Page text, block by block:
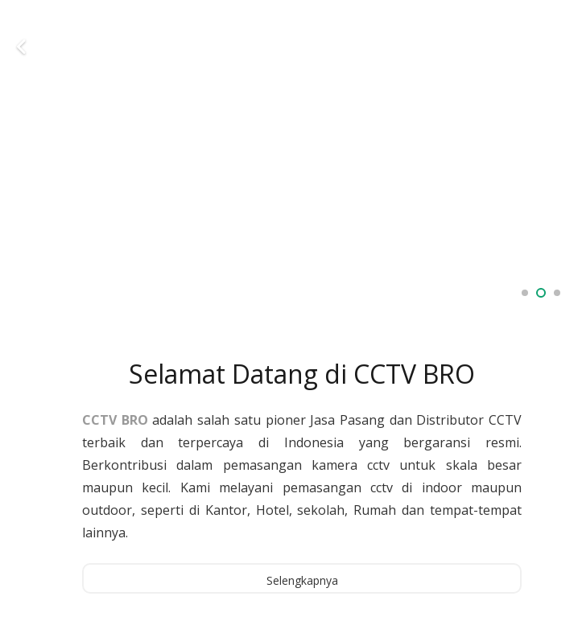
Selamat Datang di CCTV BRO
CCTV BRO adalah salah satu pioner Jasa Pasang dan Distributor CCTV
terbaik dan terpercaya di Indonesia yang bergaransi resmi.
Berkontribusi dalam pemasangan kamera cctv untuk skala besar
maupun kecil. Kami melayani pemasangan cctv di indoor maupun
outdoor, seperti di Kantor, Hotel, sekolah, Rumah dan tempat-tempat
lainnya.
Selengkapnya